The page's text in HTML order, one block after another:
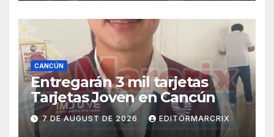
CANCÚN
Entregarán 3 mil tarjetas
Tarjetas Joven en Cancún
7 DE AUGUST DE 2026 EDITORMARCRIX